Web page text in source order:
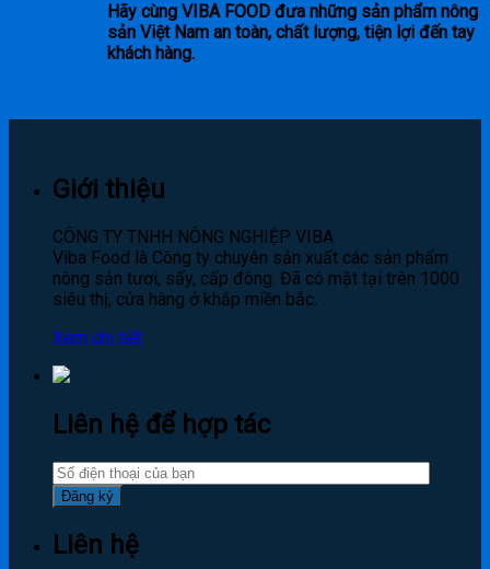
Hãy cùng VIBA FOOD đưa những sản phẩm nông
sản Việt Nam an toàn, chất lượng, tiện lợi đến tay
khách hàng.
Giới thiệu
CÔNG TY TNHH NÔNG NGHIỆP VIBA
Viba Food là Công ty chuyên sản xuất các sản phẩm
nông sản tươi, sấy, cấp đông. Đã có mặt tại trên 1000
siêu thị, cửa hàng ở khắp miền bắc.
Xem chi tiết
Liên hệ để hợp tác
Liên hệ